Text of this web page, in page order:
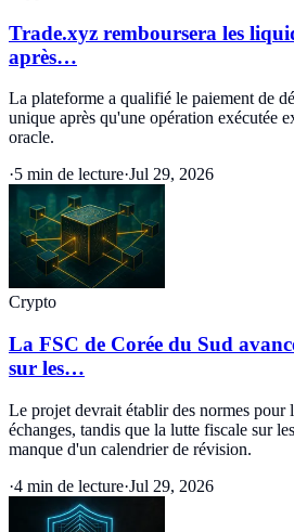
Trade.xyz remboursera les
après…
La plateforme a qualifié le paiement de
unique après qu'une opération exécutée
oracle.
·5 min de lecture·Jul 29, 2026
Crypto
La FSC de Corée du Sud
sur les…
Le projet devrait établir des normes pour
échanges, tandis que la lutte fiscale sur
manque d'un calendrier de révision.
·4 min de lecture·Jul 29, 2026